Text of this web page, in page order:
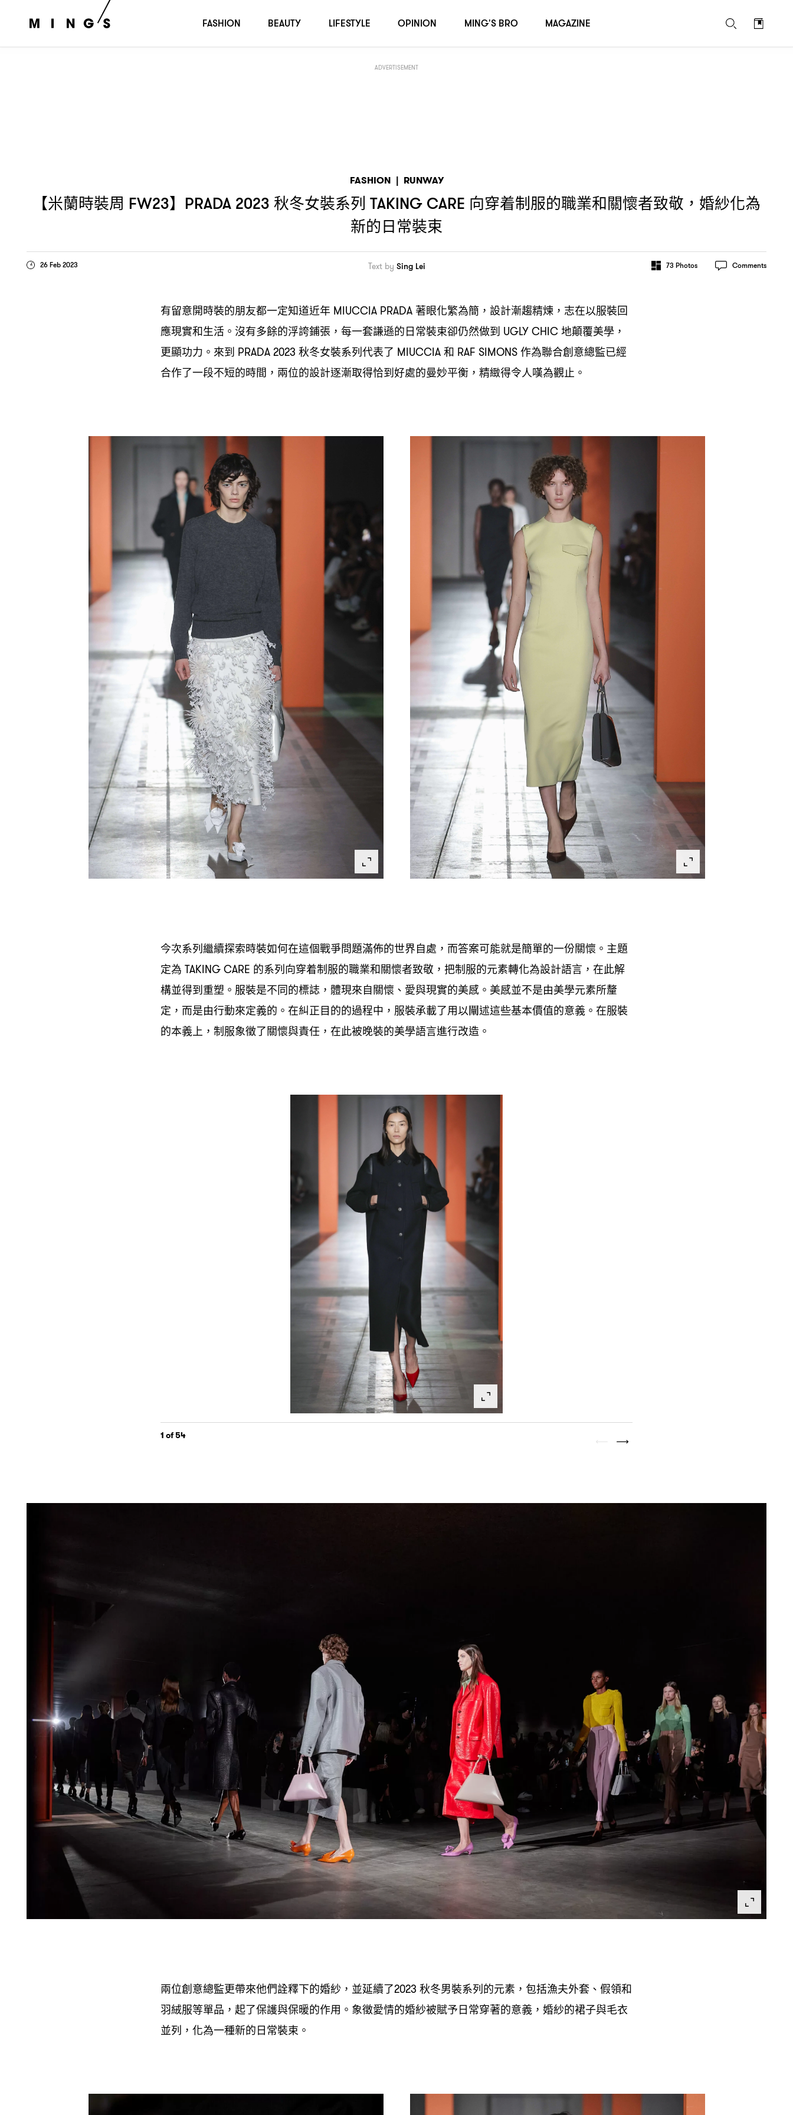
ADVERTISEMENT
FASHION | RUNWAY
【米蘭時裝周 FW23】 PRADA 2023 秋冬女裝系列 TAKING CARE 向穿着制服的職業和關懷者致敬 ， 婚紗化為
新的日常裝束
26 Feb 2023 Text by Sing Lei 73Photos Comments
有留意開時裝的朋友都一定知道近年 MIUCCIA PRADA 著眼化繁為簡 ， 設計漸趨精煉 ， 志在以服裝回
應現實和生活。沒有多餘的浮誇鋪張 ， 每一套謙遜的日常裝束卻仍然做到 UGLY CHIC地顛覆美學 ，
更顯功力。來到 PRADA 2023 秋冬女裝系列代表了 MIUCCIA和 RAF SIMONS作為聯合創意總監已經
合作了一段不短的時間 ， 兩位的設計逐漸取得恰到好處的曼妙平衡 ， 精緻得令人嘆為觀止。
今次系列繼續探索時裝如何在這個戰爭問題滿佈的世界自處 ， 而答案可能就是簡單的一份關懷。主題
定為 TAKING CARE 的系列向穿着制服的職業和關懷者致敬 ， 把制服的元素轉化為設計語言 ， 在此解
構並得到重塑。服裝是不同的標誌 ， 體現來自關懷、愛與現實的美感。美感並不是由美學元素所釐
定 ， 而是由行動來定義的。在糾正目的的過程中 ， 服裝承載了用以闡述這些基本價值的意義。在服裝
的本義上 ， 制服象徵了關懷與責任 ， 在此被晚裝的美學語言進行改造。
1 of 54
兩位創意總監更帶來他們詮釋下的婚紗 ， 並延續了2023 秋冬男裝系列的元素 ， 包括漁夫外套、假領和
羽絨服等單品 ， 起了保護與保暖的作用。象徵愛情的婚紗被賦予日常穿著的意義 ， 婚紗的裙子與毛衣
並列 ， 化為一種新的日常裝束。
FASHION BEAUTY LIFESTYLE OPINION MING'S BRO MAGAZINE
【米蘭時裝周FW23 TAKING CARE ，